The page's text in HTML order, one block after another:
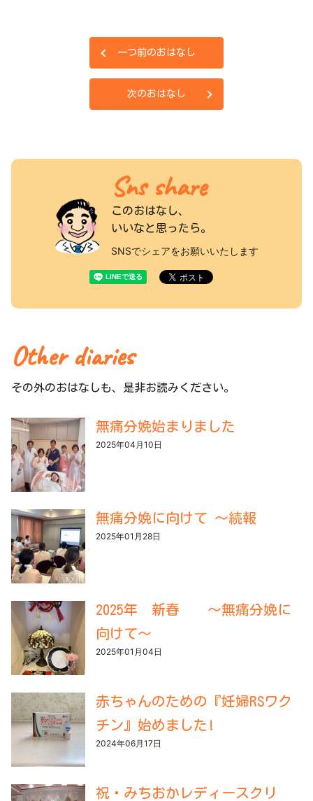
一つ前のおはなし
次のおはなし
Sns share
このおはなし、
いいなと思ったら。
SNSでシェアをお願いいたします
Other diaries
その外のおはなしも、是非お読みください。
無痛分娩始まりました
2025年04月10日
無痛分娩に向けて ～続報
2025年01月28日
2025年 新春 ～無痛分娩に
向けて～
2025年01月04日
赤ちゃんのための『妊婦RSワク
チン』始めました!
2024年06月17日
祝・みちおかレディースクリ